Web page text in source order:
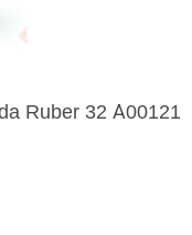
Ruber 32 А00121